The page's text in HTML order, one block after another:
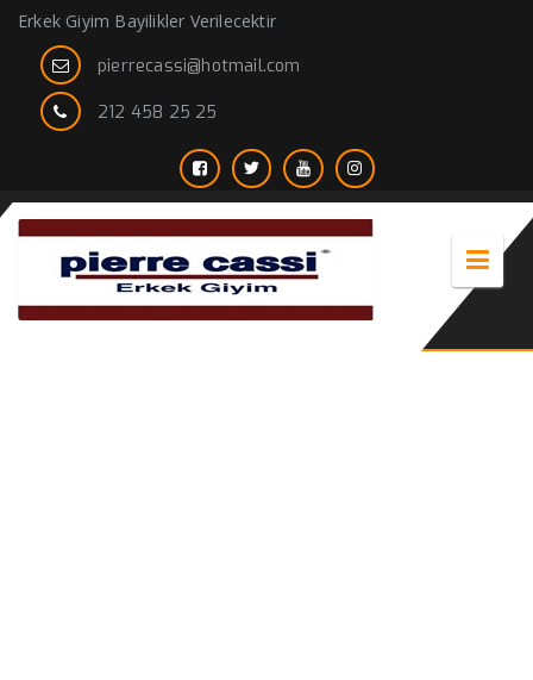
Erkek Giyim Bayilikler Verilecektir
pierrecassi@hotmail.com
212 458 25 25